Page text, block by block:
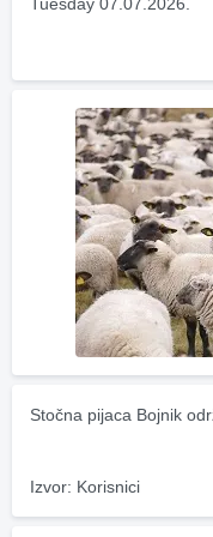
Stočna pijaca Bojnik
Izvor: Korisnici